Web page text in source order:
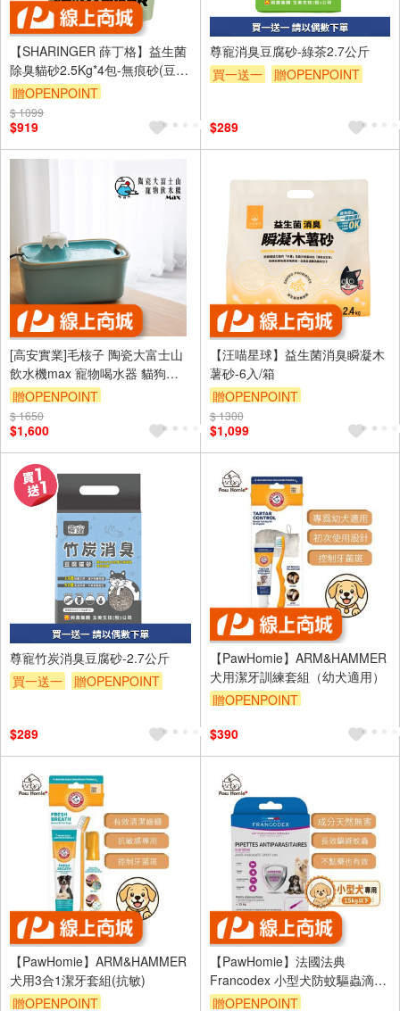
【SHARINGER 薛丁格】益生菌
除臭貓砂2.5Kg*4包-無痕砂(豆腐
砂＋木薯砂)
贈OPENPOINT
$ 1099
$919
尊寵消臭豆腐砂-綠茶2.7公斤
買一送一
贈OPENPOINT
$289
[高安實業]毛核子 陶瓷大富士山
飲水機max 寵物喝水器 貓狗飲
水機2200ml
贈OPENPOINT
$ 1650
$1,600
【汪喵星球】益生菌消臭瞬凝木
薯砂-6入/箱
贈OPENPOINT
訂單滿 2000 元折抵 100元
（運費不算在 2000 元的範圍
內）
$ 1300
$1,099
尊寵竹炭消臭豆腐砂-2.7公斤
買一送一
贈OPENPOINT
$289
【PawHomie】ARM&HAMMER
犬用潔牙訓練套組（幼犬適用）
贈OPENPOINT
$390
【PawHomie】ARM&HAMMER
犬用3合1潔牙套組(抗敏)
贈OPENPOINT
【PawHomie】法國法典
Francodex 小型犬防蚊驅蟲滴劑
（15kg以下）犬用 防蚤 防壁蝨
贈OPENPOINT